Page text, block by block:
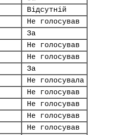
Відсутній
Не голосував
За
Не голосував
Не голосував
За
Не голосувала
Не голосував
Не голосував
Не голосував
Не голосував